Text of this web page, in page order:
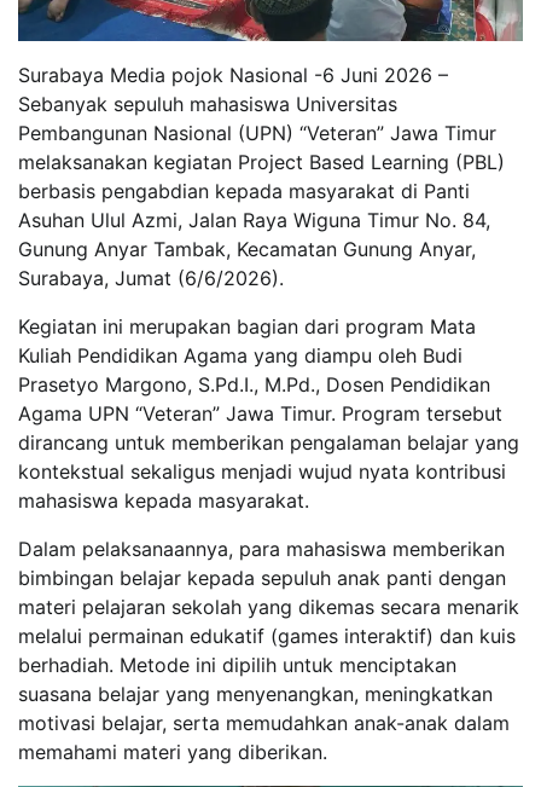
Surabaya Media pojok Nasional -6 Juni 2026 –
Sebanyak sepuluh mahasiswa Universitas
Pembangunan Nasional (UPN) “Veteran” Jawa Timur
melaksanakan kegiatan Project Based Learning (PBL)
berbasis pengabdian kepada masyarakat di Panti
Asuhan Ulul Azmi, Jalan Raya Wiguna Timur No. 84,
Gunung Anyar Tambak, Kecamatan Gunung Anyar,
Surabaya, Jumat (6/6/2026).
Kegiatan ini merupakan bagian dari program Mata
Kuliah Pendidikan Agama yang diampu oleh Budi
Prasetyo Margono, S.Pd.I., M.Pd., Dosen Pendidikan
Agama UPN “Veteran” Jawa Timur. Program tersebut
dirancang untuk memberikan pengalaman belajar yang
kontekstual sekaligus menjadi wujud nyata kontribusi
mahasiswa kepada masyarakat.
Dalam pelaksanaannya, para mahasiswa memberikan
bimbingan belajar kepada sepuluh anak panti dengan
materi pelajaran sekolah yang dikemas secara menarik
melalui permainan edukatif (games interaktif) dan kuis
berhadiah. Metode ini dipilih untuk menciptakan
suasana belajar yang menyenangkan, meningkatkan
motivasi belajar, serta memudahkan anak-anak dalam
memahami materi yang diberikan.